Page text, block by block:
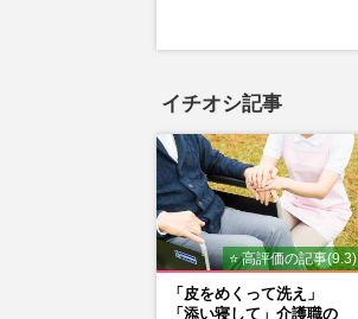
イチオシ記事
⭐ 高評価の記事(9.3)
「皮をめくって洗え」
「添い寝して」介護職の